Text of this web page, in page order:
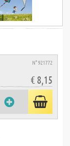
N° 921772
€ 8,15